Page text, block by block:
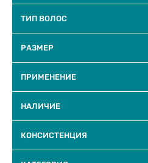
ТИП ВОЛОС
РАЗМЕР
ПРИМЕНЕНИЕ
НАЛИЧИЕ
КОНСИСТЕНЦИЯ